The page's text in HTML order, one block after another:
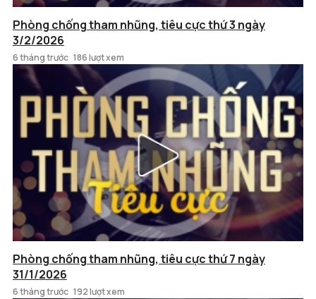
Phòng chống tham nhũng, tiêu cực thứ 3 ngày
3/2/2026
6 tháng trước 186 lượt xem
Phòng chống tham nhũng, tiêu cực thứ 7 ngày
31/1/2026
6 tháng trước 192 lượt xem